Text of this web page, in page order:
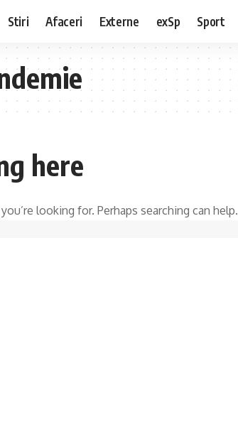
Stiri Afaceri Externe exSp Sport
here
looking for. Perhaps searching can help.